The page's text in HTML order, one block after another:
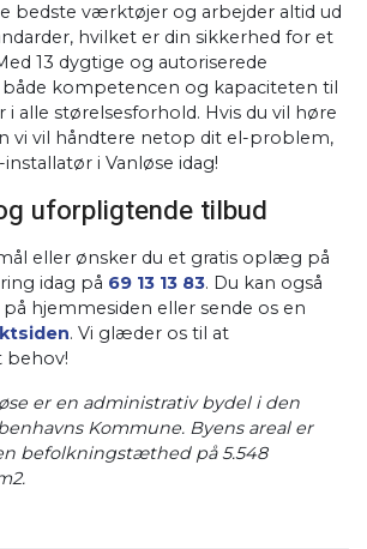
bedste værktøjer og arbejder altid ud
hvilket er din sikkerhed for et
13 dygtige og autoriserede
både kompetencen og kapaciteten til
i alle størelsesforhold. Hvis du vil høre
vi vil håndtere netop dit el-problem,
i Vanløse idag!
uforpligtende tilbud
eller ønsker du et gratis oplæg på
idag på 69 13 13 83. Du kan også
hjemmesiden eller sende os en
. Vi glæder os til at
behov!
er en administrativ bydel i den
Kommune. Byens areal er
befolkningstæthed på 5.548